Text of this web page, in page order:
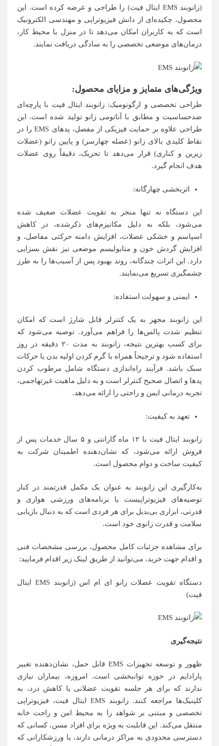
(زانوبند EMS ایتال فیت) را طراحی و عرضه کرده است. این
محصول، چکیده‌ای از دانش فیزیوتراپی و مهندسی الکترونیک
است که به کاربران امکان می‌دهد تا در منزل یا محیط کار،
درمان‌های موضعی تخصصی را به سادگی دریافت نمایند.
ویژگی‌های متمایز و مزایای محصول:
طراحی تخصصی و ارگونومیک: زانوبند ایتال فیت با پارچه‌ای
ضدحساسیت و مطابق با آناتومی زانو تولید شده است. این
طراحی علاوه بر حمایت فیزیکی از مفصل، پدهای EMS را در
نقاط کلیدی بالای زانو (عضله چهارسر) و پایین زانو (عضلات
زیرین و کناری) قرار می‌دهد تا تحریک، دقیقاً روی عضلات
هدف انجام گیرد.
اثربخشی چهارگانه:
این دستگاه نه تنها منجر به تقویت عضلات ضعیف شده
می‌شود، بلکه به دلیل مکانیزم‌های ذکرشده، در کاهش
اسپاسم و خشکی عضلات، افزایش دامنه حرکتی مفاصل، و
افزایش گردش خون و متابولیسم موضعی نیز نقش بسزایی
دارد. این اثرات چندگانه، روند بهبود پس از آسیب‌ها را به طرز
چشمگیری تسریع می‌نمایند.
ایمنی و سهولت استفاده:
این زانوبند مجهز به یک کنترلر قابل شارژ است که امکان
تنظیم شدت پالس‌ها را فراهم می‌آورد. توصیه می‌شود که
برای کسب بهترین نتیجه، زانوبند به مدت ۲۰ دقیقه در روز
استفاده شود و ترجیحاً همراه با گرم کردن اولیه بدن یا حرکات
سبک باشد. فرآیند راه‌اندازی دستگاه شامل مرطوب کردن
پدها و اتصال صحیح کنترلر است و به دلیل ماهیت غیرتهاجمی،
تجربه درمانی ایمن و راحتی را ارائه می‌دهد.
تعهد به کیفیت:
زانوبند ایتال فیت با ۱۲ ماه گارانتی و ۵ سال خدمات پس از
فروش ارائه می‌شود، که نشان‌دهنده اطمینان شرکت به
کیفیت ساخت و دوام محصول است.
به‌کارگیری این زانوبند به عنوان یک مکمل قدرتمند در کنار
توصیه‌های فیزیوتراپیست یا برنامه‌های ورزشی هوازی و
قدرتی، ابزاری بی‌بدیل برای هر فردی است که به دنبال بازیابی
سلامت و قدرت زانوی خود است.
برای مشاهده جزئیات کامل محصول، بررسی مشخصات فنی
و اقدام جهت خرید، می‌توانید از طریق لینک زیر اقدام فرمایید:
دستگاه تقویت عضلات زانو ای ام اس (زانوبند EMS ایتال
فیت)
نتیجه‌گیری
ظهور و توسعه تجهیزات EMS قابل حمل، نشان‌دهنده تغییر
پارادایم در حوزه توانبخشی است. امروزه، بیماران نیازی
ندارند که برای هر جلسه تقویت عضلانی یا کاهش درد، به
کلینیک‌ها مراجعه کنند. زانوبند EMS ایتال فیت، فیزیوتراپی
تخصصی و مبتنی بر شواهد را به محیط امن و راحت خانه
منتقل می‌کند. این قابلیت به ویژه برای افراد مسن، کسانی که
دسترسی محدودی به مراکز درمانی دارند، یا ورزشکارانی که